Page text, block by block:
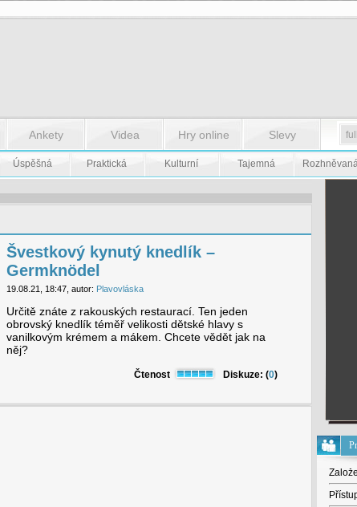
Ankety Videa Hry online Slevy
Úspěšná Praktická Kulturní Tajemná
Švestkový kynutý knedlík –
Germknödel
19.08.21, 18:47, autor: Plavovláska
Určitě znáte z rakouských restaurací. Ten jeden
obrovský knedlík téměř velikosti dětské hlavy s
vanilkovým krémem a mákem. Chcete vědět jak na
něj?
Čtenost Diskuze: (0)